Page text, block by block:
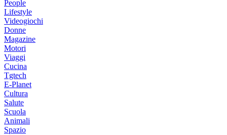
People
Lifestyle
Videogiochi
Donne
Magazine
Motori
Viaggi
Cucina
Tgtech
E-Planet
Cultura
Salute
Scuola
Animali
Spazio